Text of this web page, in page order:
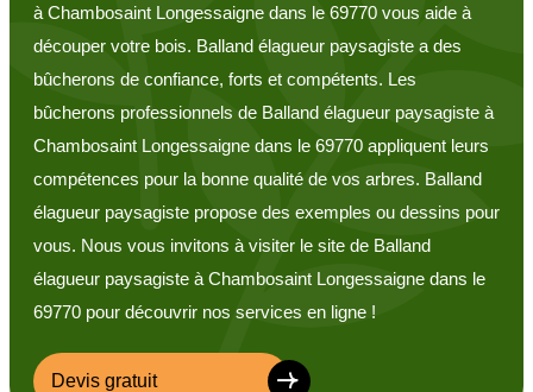
à Chambosaint Longessaigne dans le 69770 vous aide à
découper votre bois. Balland élagueur paysagiste a des
bûcherons de confiance, forts et compétents. Les
bûcherons professionnels de Balland élagueur paysagiste à
Chambosaint Longessaigne dans le 69770 appliquent leurs
compétences pour la bonne qualité de vos arbres. Balland
élagueur paysagiste propose des exemples ou dessins pour
vous. Nous vous invitons à visiter le site de Balland
élagueur paysagiste à Chambosaint Longessaigne dans le
69770 pour découvrir nos services en ligne !
Devis gratuit